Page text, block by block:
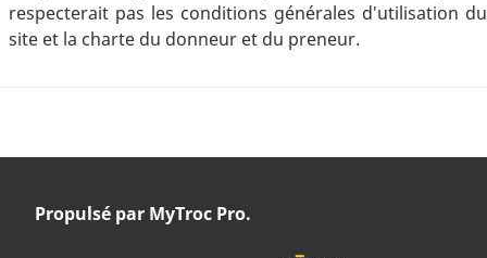
respecterait pas les conditions générales d'utilisation du
site et la charte du donneur et du preneur.
Propulsé par MyTroc Pro.